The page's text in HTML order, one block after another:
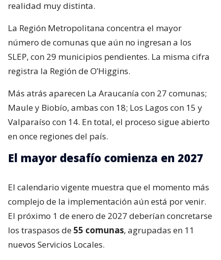
realidad muy distinta.
La Región Metropolitana concentra el mayor
número de comunas que aún no ingresan a los
SLEP, con 29 municipios pendientes. La misma cifra
registra la Región de O’Higgins.
Más atrás aparecen La Araucanía con 27 comunas;
Maule y Biobío, ambas con 18; Los Lagos con 15 y
Valparaíso con 14. En total, el proceso sigue abierto
en once regiones del país.
El mayor desafío comienza en 2027
El calendario vigente muestra que el momento más
complejo de la implementación aún está por venir.
El próximo 1 de enero de 2027 deberían concretarse
los traspasos de55 comunas, agrupadas en 11
nuevos Servicios Locales.